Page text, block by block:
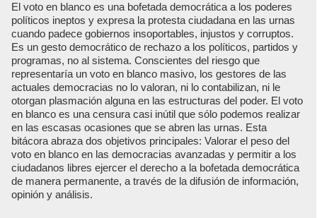
El voto en blanco es una bofetada democrática a los poderes
políticos ineptos y expresa la protesta ciudadana en las urnas
cuando padece gobiernos insoportables, injustos y corruptos.
Es un gesto democrático de rechazo a los políticos, partidos y
programas, no al sistema. Conscientes del riesgo que
representaría un voto en blanco masivo, los gestores de las
actuales democracias no lo valoran, ni lo contabilizan, ni le
otorgan plasmación alguna en las estructuras del poder. El voto
en blanco es una censura casi inútil que sólo podemos realizar
en las escasas ocasiones que se abren las urnas. Esta
bitácora abraza dos objetivos principales: Valorar el peso del
voto en blanco en las democracias avanzadas y permitir a los
ciudadanos libres ejercer el derecho a la bofetada democrática
de manera permanente, a través de la difusión de información,
opinión y análisis.